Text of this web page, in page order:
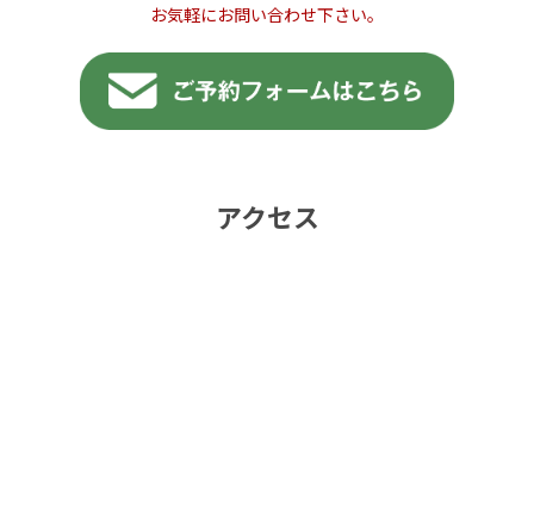
お気軽にお問い合わせ下さい。
アクセス